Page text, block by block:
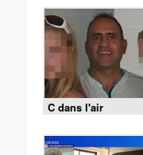
C dans l'air